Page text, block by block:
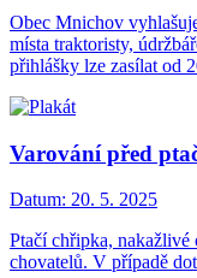
Obec Mnichov
místa traktoristy,
přihlášky lze zasílat od
Varování před
Datum: 20. 5. 2025
Ptačí chřipka, nakažlivé
chovatelů. V případě